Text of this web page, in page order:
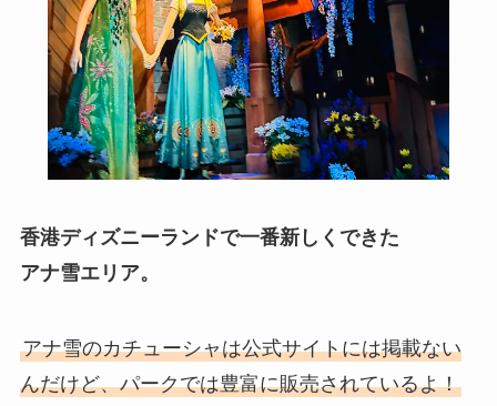
香港ディズニーランドで一番新しくできた
アナ雪エリア。
アナ雪のカチューシャは公式サイトには掲載ない
んだけど、パークでは豊富に販売されているよ！